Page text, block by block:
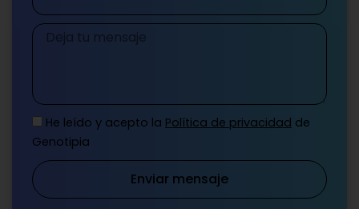
Mensaje
He leído y acepto la Política de privacidad de
Genotipia
Enviar mensaje